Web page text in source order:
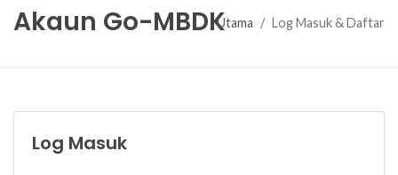
Akaun Go-MBDKUtama Log Masuk & Daftar
Log Masuk